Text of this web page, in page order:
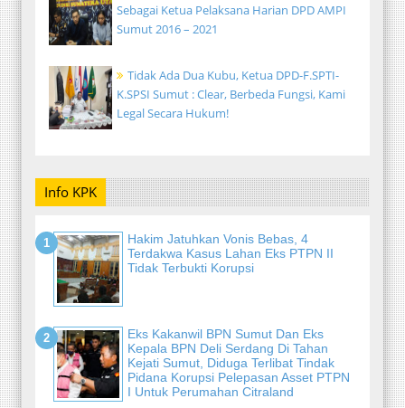
Sebagai Ketua Pelaksana Harian DPD AMPI
Sumut 2016 – 2021
Tidak Ada Dua Kubu, Ketua DPD-F.SPTI-
K.SPSI Sumut : Clear, Berbeda Fungsi, Kami
Legal Secara Hukum!
Info KPK
Hakim Jatuhkan Vonis Bebas, 4
Terdakwa Kasus Lahan Eks PTPN II
Tidak Terbukti Korupsi
Eks Kakanwil BPN Sumut Dan Eks
Kepala BPN Deli Serdang Di Tahan
Kejati Sumut, Diduga Terlibat Tindak
Pidana Korupsi Pelepasan Asset PTPN
I Untuk Perumahan Citraland